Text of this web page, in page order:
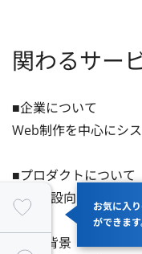
お気に入
ができます
関わるサー
■企業について
Web制作を中心にシ
■プロダクトについて
福祉施設向けのシステ
■募集背景